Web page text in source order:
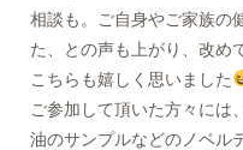
相談も。ご自身やご家族の
た、との声も上がり、改め
こちらも嬉しく思いました
ご参加して頂いた方々には
油のサンプルなどのノベル